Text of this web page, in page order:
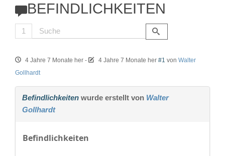
BEFINDLICHKEITEN
1
4 Jahre 7 Monate her - 4 Jahre 7 Monate her #1 von Walter
Gollhardt
Befindlichkeiten wurde erstellt von Walter
Gollhardt
Befindlichkeiten